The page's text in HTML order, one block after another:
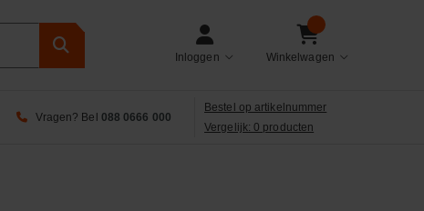
Inloggen Winkelwagen
Vragen? Bel 088 0666 000
Bestel op artikelnummer
Vergelijk: 0 producten